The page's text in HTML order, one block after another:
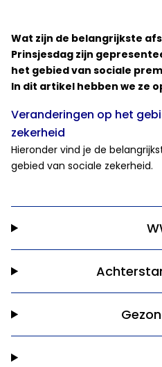
Wat zijn de belangrijkste
Prinsjesdag zijn
het gebied van sociale
In dit artikel hebben we ze
Veranderingen op het
zekerheid
Hieronder vind je de
gebied van sociale zekerheid.